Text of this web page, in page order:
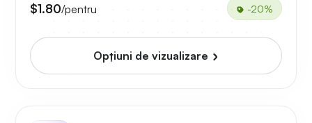
$1.80/pentru -20%
Opțiuni de vizualizare